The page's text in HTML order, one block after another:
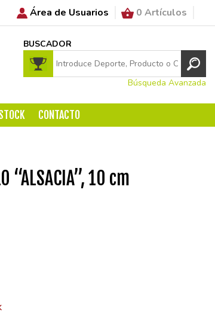
Área de Usuarios 0 Artículos
BUSCADOR
Búsqueda Avanzada
CONTACTO
“ALSACIA”, 10 cm